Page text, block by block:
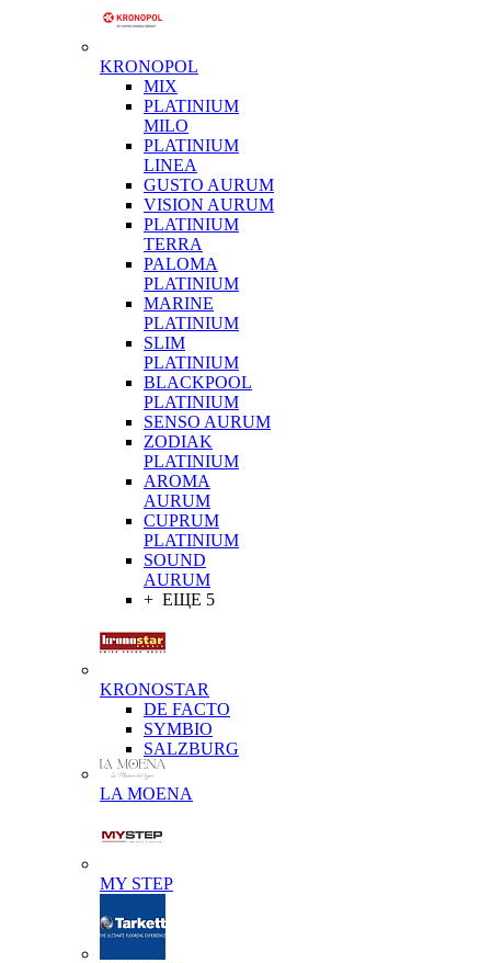
KRONOPOL
MIX
PLATINIUM
MILO
PLATINIUM
LINEA
GUSTO AURUM
VISION AURUM
PLATINIUM
TERRA
PALOMA
PLATINIUM
MARINE
PLATINIUM
SLIM
PLATINIUM
BLACKPOOL
PLATINIUM
SENSO AURUM
ZODIAK
PLATINIUM
AROMA
AURUM
CUPRUM
PLATINIUM
SOUND
AURUM
+ ЕЩЕ 5
KRONOSTAR
DE FACTO
SYMBIO
SALZBURG
LA MOENA
MY STEP